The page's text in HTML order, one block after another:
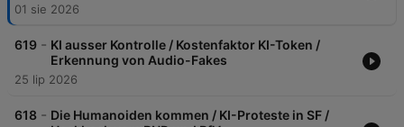
01 sie 2026
619 - KI ausser Kontrolle / Kostenfaktor KI-Token /
Erkennung von Audio-Fakes
25 lip 2026
618 - Die Humanoiden kommen / KI-Proteste in SF /